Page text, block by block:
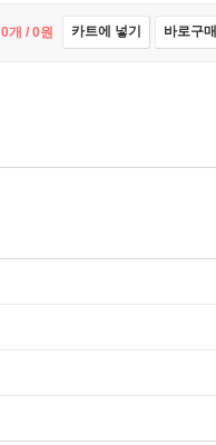
0개 / 0원 카트에 넣기 바로구매